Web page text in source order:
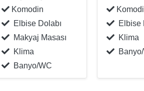
Komodin
Elbise Dolabı
Makyaj Masası
Klima
Banyo/WC
Elbise
Klima